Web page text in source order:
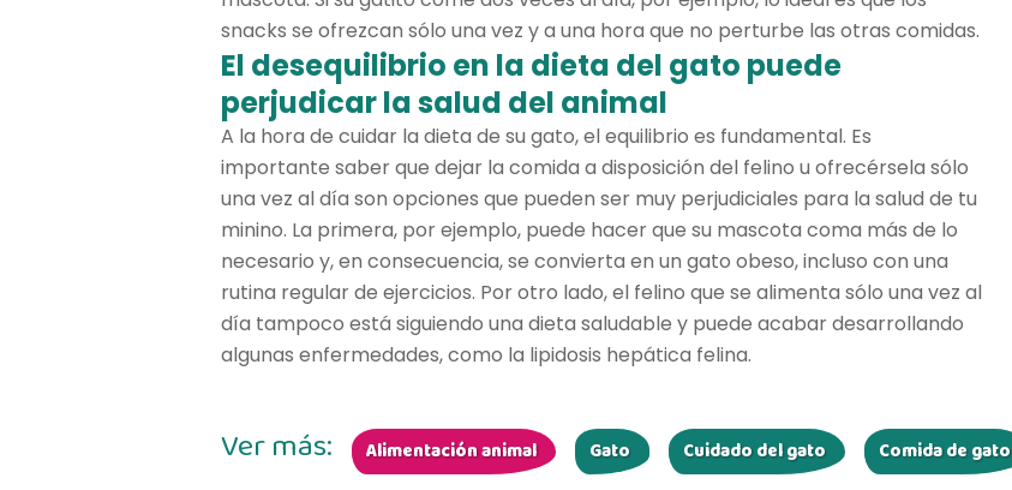
snacks se ofrezcan sólo una vez y a una hora que no perturbe las otras comidas.
El desequilibrio en la dieta del gato puede
perjudicar la salud del animal
A la hora de cuidar la dieta de su gato, el equilibrio es fundamental. Es
importante saber que dejar la comida a disposición del felino u ofrecérsela sólo
una vez al día son opciones que pueden ser muy perjudiciales para la salud de tu
minino. La primera, por ejemplo, puede hacer que su mascota coma más de lo
necesario y, en consecuencia, se convierta en un gato obeso, incluso con una
rutina regular de ejercicios. Por otro lado, el felino que se alimenta sólo una vez al
día tampoco está siguiendo una dieta saludable y puede acabar desarrollando
algunas enfermedades, como la lipidosis hepática felina.
Ver más: Alimentación animal Gato Cuidado del gato Comida de gato